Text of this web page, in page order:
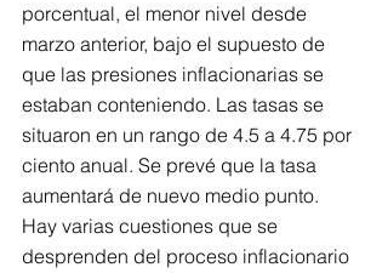
porcentual, el menor nivel desde
marzo anterior, bajo el supuesto de
que las presiones inflacionarias se
estaban conteniendo. Las tasas se
situaron en un rango de 4.5 a 4.75 por
ciento anual. Se prevé que la tasa
aumentará de nuevo medio punto.
Hay varias cuestiones que se
desprenden del proceso inflacionario